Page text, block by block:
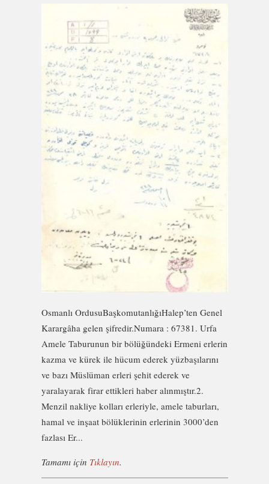
Osmanlı OrdusuBaşkomutanlığıHalep’ten Genel
Karargâha gelen şifredir.Numara : 67381. Urfa
Amele Taburunun bir bölüğündeki Ermeni erlerin
kazma ve kürek ile hücum ederek yüzbaşılarını
ve bazı Müslüman erleri şehit ederek ve
yaralayarak firar ettikleri haber alınmıştır.2.
Menzil nakliye kolları erleriyle, amele taburları,
hamal ve inşaat bölüklerinin erlerinin 3000’den
fazlası Er...
Tamamı için Tıklayın.